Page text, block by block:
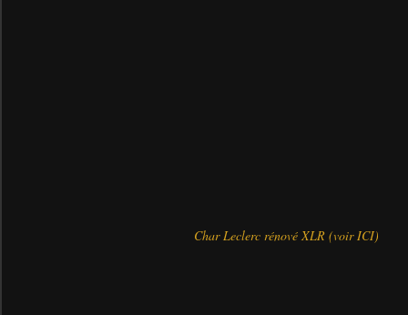
Char Leclerc rénové XLR (voir ICI)